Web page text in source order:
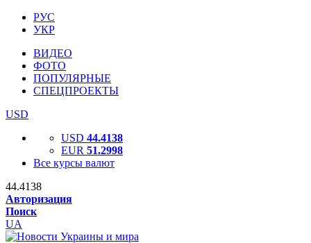
РУС
УКР
ВИДЕО
ФОТО
ПОПУЛЯРНЫЕ
СПЕЦПРОЕКТЫ
USD
USD 44.4138
EUR 51.2998
Все курсы валют
44.4138
Авторизация
Поиск
UA